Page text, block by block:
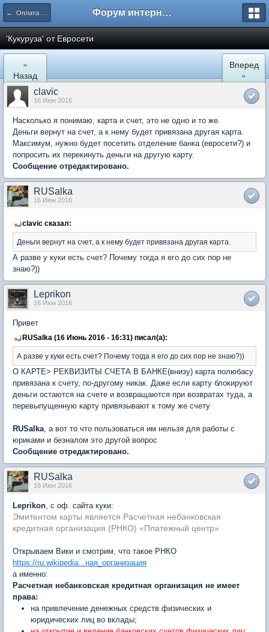
← Оплата покупок в сети Интернет Форум интернет покупателей
'Кукуруза' от Евросети
«
Назад
Вперед
»
clavic
16 Июн 2016
Насколько я понимаю, карта и счет, это не одно и то же.
Деньги вернут на счет, а к нему будет привязана другая карта.
Максимум, нужно будет посетить отделение банка (евросети?) и
попросить их перекинуть деньги на другую карту.
Сообщение отредактировано.
RUSalka
16 Июн 2016
clavic сказал:
Деньги вернут на счет, а к нему будет привязана другая карта.
А разве у куки есть счет? Почему тогда я его до сих пор не
знаю?))
Leprikon
16 Июн 2016
Привет
RUSalka (16 Июнь 2016 - 16:31) писал(а):
А разве у куки есть счет? Почему тогда я его до сих пор не знаю?))
О КАРТЕ> РЕКВИЗИТЫ СЧЕТА В БАНКЕ(внизу) карта полюбасу
привязана к счету, по-другому никак. Даже если карту блокируют
деньги остаются на счете и возвращаются при возвратах туда, а
перевыпущенную карту привязывают к тому же счету
RUSalka, а вот то что пользоваться им нельзя для работы с
юриками и безналом это другой вопрос
Сообщение отредактировано.
RUSalka
16 Июн 2016
Leprikon, с оф. сайта куки:
Эмитентом карты является Расчетная небанковская
кредитная организация (РНКО) «Платежный центр»
Открываем Вики и смотрим, что такое РНКО
https://ru.wikipedia...ная_организация
а именно:
Расчетная небанковская кредитная организация не имеет
права:
на привлечение денежных средств физических и
юридических лиц во вклады;